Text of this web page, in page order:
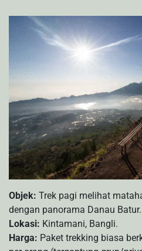
Objek: Trek pagi melihat
dengan panorama Danau Batur.
Lokasi: Kintamani, Bangli.
Harga: Paket trekking biasa